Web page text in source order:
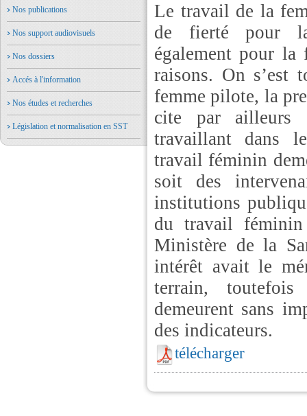
Nos publications
Nos support audiovisuels
Nos dossiers
Accés à l'information
Nos études et recherches
Législation et normalisation en SST
Le travail de la
de fierté pour
également pour la
raisons. On s’est
femme pilote, la
cite par ailleurs
travaillant dans
travail féminin
soit des
institutions
du travail
Ministère de la
intérêt avait le
terrain, toutefois
demeurent sans
des indicateurs.
télécharger